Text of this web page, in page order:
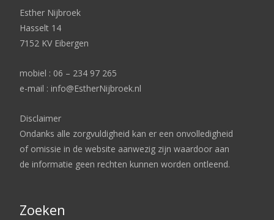
Esther Nijbroek
Hasselt 14
7152 KV Eibergen
mobiel : 06 – 234 97 265
e-mail : info@EstherNijbroek.nl
Disclaimer
Ondanks alle zorgvuldigheid kan er een onvolledigheid
of omissie in de website aanwezig zijn waardoor aan
de informatie geen rechten kunnen worden ontleend.
Zoeken